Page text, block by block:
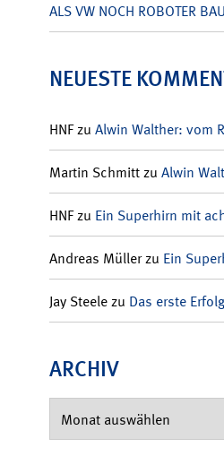
ALS VW NOCH ROBOTER
NEUESTE
HNFzu Alwin Walther: vom
Martin Schmittzu Alwin
HNFzu Ein Superhirn mit
Andreas Müllerzu Ein
Jay Steelezu Das erste
ARCHIV